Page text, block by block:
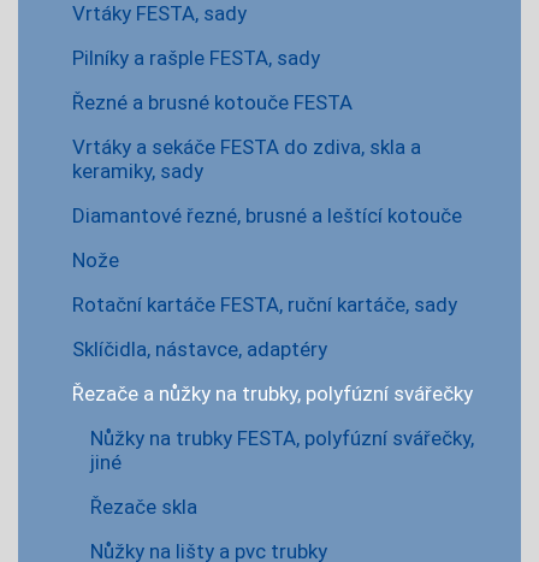
Vrtáky FESTA, sady
Pilníky a rašple FESTA, sady
Řezné a brusné kotouče FESTA
Vrtáky a sekáče FESTA do zdiva, skla a
keramiky, sady
Diamantové řezné, brusné a leštící kotouče
Nože
Rotační kartáče FESTA, ruční kartáče, sady
Sklíčidla, nástavce, adaptéry
Řezače a nůžky na trubky, polyfúzní svářečky
Nůžky na trubky FESTA, polyfúzní svářečky,
jiné
Řezače skla
Nůžky na lišty a pvc trubky